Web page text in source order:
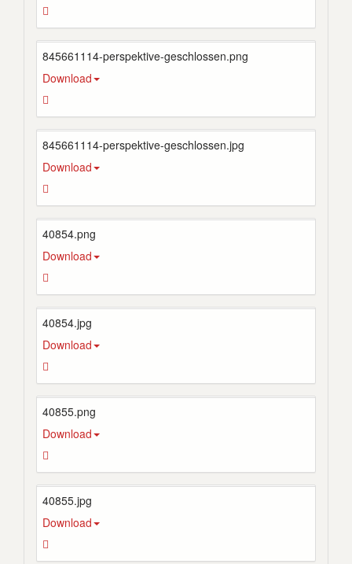
845661114-perspektive-geschlossen.png
Download
845661114-perspektive-geschlossen.jpg
Download
40854.png
Download
40854.jpg
Download
40855.png
Download
40855.jpg
Download